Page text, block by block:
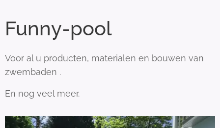
Funny-pool
Voor al u producten, materialen en bouwen van
zwembaden .
En nog veel meer.